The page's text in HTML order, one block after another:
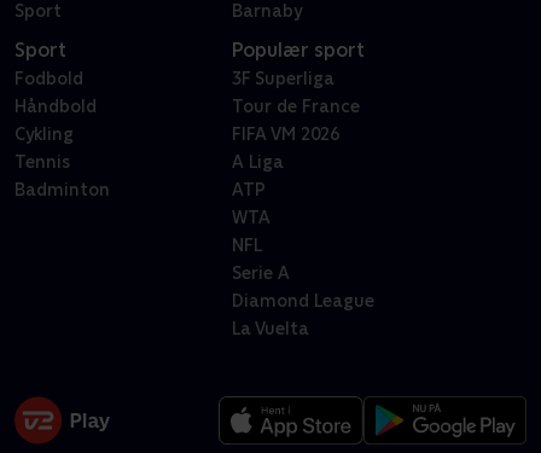
Sport
Barnaby
Sport
Fodbold
Håndbold
Cykling
Tennis
Badminton
Populær sport
3F Superliga
Tour de France
FIFA VM 2026
A Liga
ATP
WTA
NFL
Serie A
Diamond League
La Vuelta